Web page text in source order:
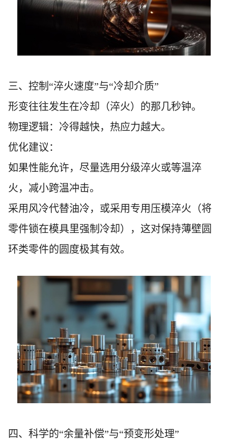
三、控制“淬火速度”与“冷却介质”
形变往往发生在冷却（淬火）的那几秒钟。
物理逻辑：冷得越快，热应力越大。
优化建议：
如果性能允许，尽量选用分级淬火或等温淬
火，减小跨温冲击。
采用风冷代替油冷，或采用专用压模淬火（将
零件锁在模具里强制冷却），这对保持薄壁圆
环类零件的圆度极其有效。
四、科学的“余量补偿”与“预变形处理”